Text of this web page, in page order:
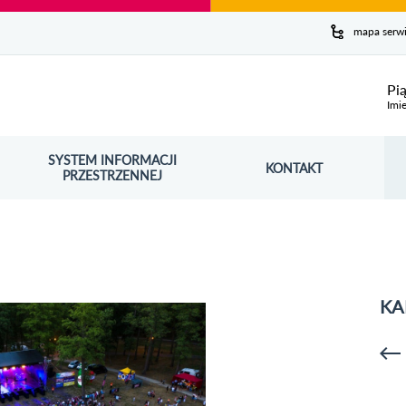
mapa
SYSTEM INFORMACJI
PRZESTRZENNEJ
OTWORZY SIĘ W NOWYM OKNIE KONTAKT